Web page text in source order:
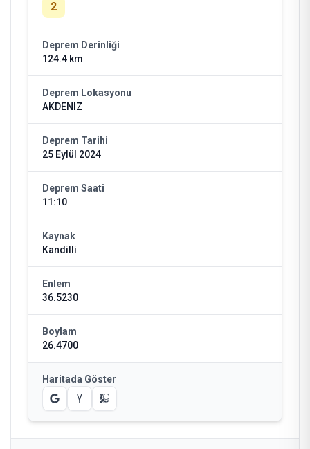
2
Deprem Derinliği
124.4 km
Deprem Lokasyonu
AKDENIZ
Deprem Tarihi
25 Eylül 2024
Deprem Saati
11:10
Kaynak
Kandilli
Enlem
36.5230
Boylam
26.4700
Haritada Göster